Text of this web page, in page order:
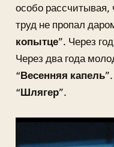
особо рассчитывая,
труд не пропал
копытце”. Через
Через два года
“Весенняя капель
“Шлягер”.